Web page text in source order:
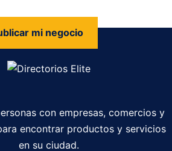
mi negocio
con empresas, comercios y
encontrar productos y servicios
en su ciudad.